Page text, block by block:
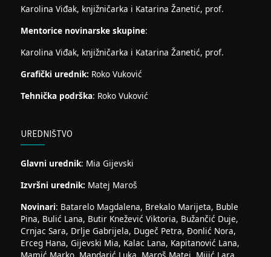
Karolina Viđak, knjižničarka i Katarina Žanetić, prof.
Mentorice novinarske skupine:
Karolina Viđak, knjižničarka i Katarina Žanetić, prof.
Grafički urednik: Roko Vuković
Tehnička podrška: Roko Vuković
UREDNIŠTVO
Glavni urednik: Mia Gijevski
Izvršni urednik: Matej Maroš
Novinari: Batarelo Magdalena, Brekalo Marijeta, Buble
Pina, Bulić Lana, Butir Knežević Viktoria, Bužančić Duje,
Crnjac Sara, Drlje Gabrijela, Dugeč Petra, Đonlić Nora,
Erceg Hana, Gijevski Mia, Kalac Lana, Kapitanović Lana,